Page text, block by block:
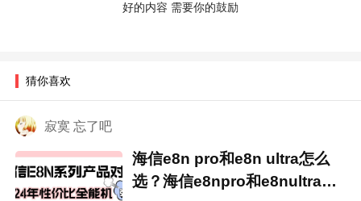
好的内容 需要你的鼓励
猜你喜欢
寂寞 忘了吧
海信e8n pro和e8n ultra怎么
选？海信e8npro和e8nultra区